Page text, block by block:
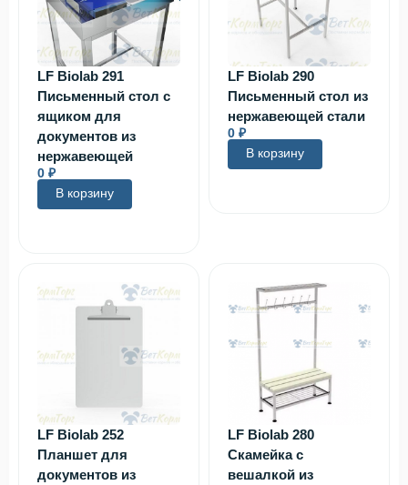
LF Biolab 291
Письменный стол с
ящиком для
документов из
нержавеющей
0 ₽
В корзину
LF Biolab 290
Письменный стол из
нержавеющей стали
0 ₽
В корзину
LF Biolab 252
Планшет для
документов из
LF Biolab 280
Скамейка с
вешалкой из